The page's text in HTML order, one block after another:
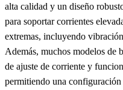
alta calidad y un diseño
para soportar corrientes
extremas, incluyendo
Además, muchos modelos de
de ajuste de corriente y
permitiendo una